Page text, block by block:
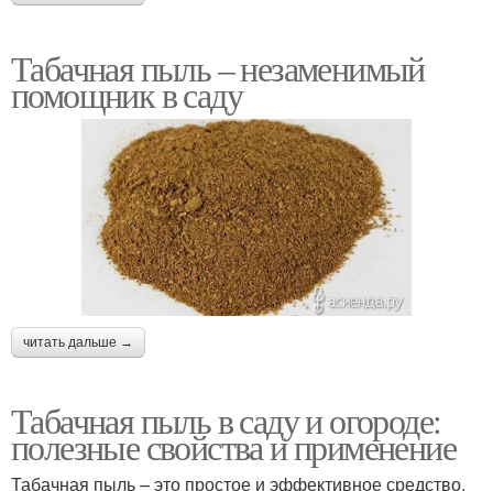
Табачная пыль – незаменимый
помощник в саду
читать дальше →
Табачная пыль в саду и огороде:
полезные свойства и применение
Табачная пыль – это простое и эффективное средство,